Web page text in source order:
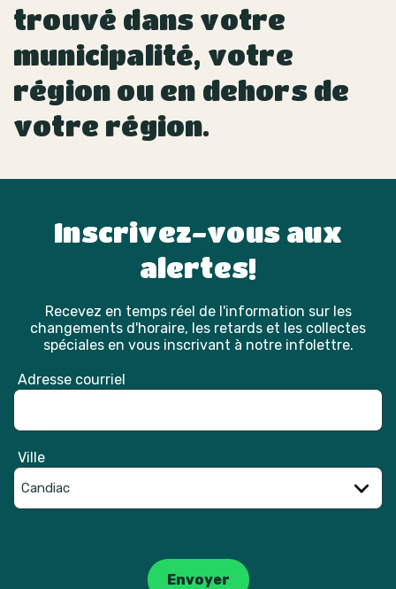
trouvé dans votre
municipalité, votre
région ou en dehors de
votre région.
Inscrivez-vous aux
alertes!
Recevez en temps réel de l'information sur les
changements d'horaire, les retards et les collectes
spéciales en vous inscrivant à notre infolettre.
Adresse courriel
Ville
Envoyer